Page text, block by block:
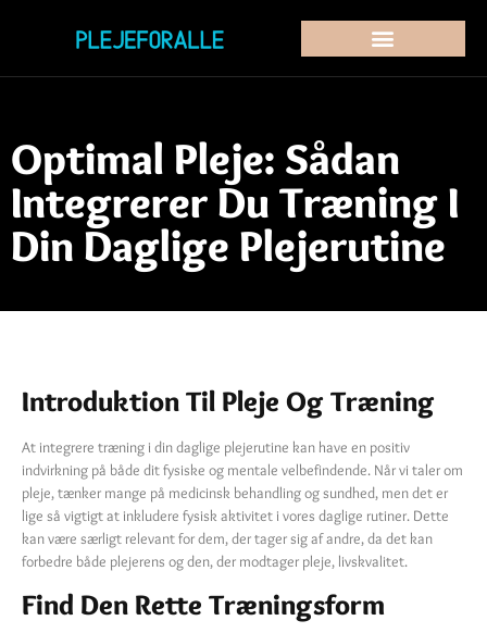
Optimal Pleje: Sådan
Integrerer Du Træning I
Din Daglige Plejerutine
Introduktion Til Pleje Og Træning
At integrere træning i din daglige plejerutine kan have en positiv
indvirkning på både dit fysiske og mentale velbefindende. Når vi taler om
pleje, tænker mange på medicinsk behandling og sundhed, men det er
lige så vigtigt at inkludere fysisk aktivitet i vores daglige rutiner. Dette
kan være særligt relevant for dem, der tager sig af andre, da det kan
forbedre både plejerens og den, der modtager pleje, livskvalitet.
Find Den Rette Træningsform